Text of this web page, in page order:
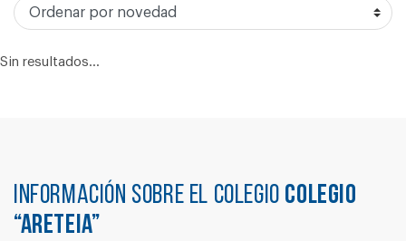
Sin resultados...
Información sobre el colegio COLEGIO
“ARETEIA”